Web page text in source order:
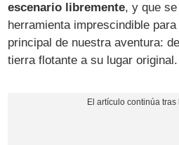
escenario libremente, y que
herramienta imprescindible
principal de nuestra aventura:
tierra flotante a su lugar original.